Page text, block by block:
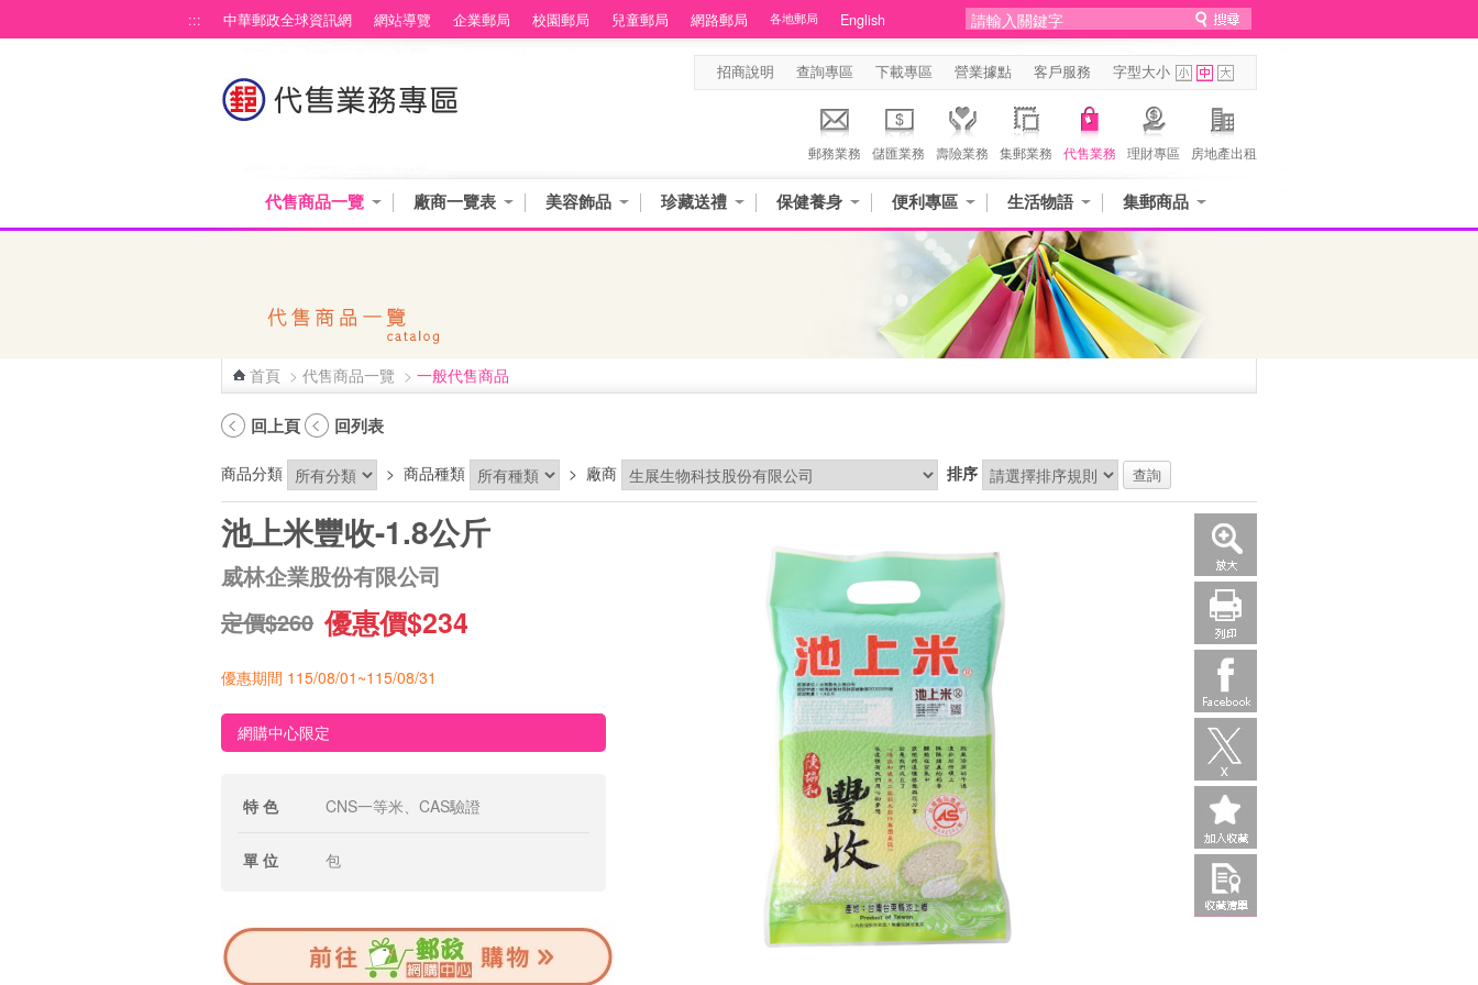
::: 中華郵政全球資訊網 網站導覽 企業郵局 校園郵局 兒童郵局 網路郵局 各地郵局 English
招商說明 查詢專區 下載專區 營業據點 客戶服務 字型大小
郵務業務 儲匯業務 壽險業務 集郵業務 代售業務 理財專區 房地產出租
代售商品一覽 廠商一覽表 美容飾品 珍藏送禮 保健養身 便利專區 生活物語 集郵商品
首頁 > 代售商品一覽 > 一般代售商品
回上頁 回列表
商品分類 > 商品種類 > 廠商 排序
池上米豐收-1.8公斤
威林企業股份有限公司
定價$260 優惠價$234
優惠期間 115/08/01~115/08/31
網購中心限定
特 色 CNS一等米、CAS驗證
單 位 包